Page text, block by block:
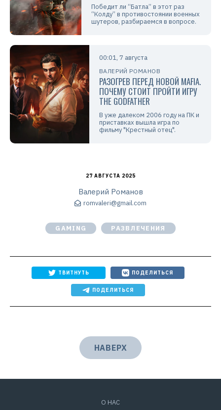
Победит ли “Батла” в этот раз
“Колду” в противостоянии военных
шутеров, разбираемся в вопросе.
00:01, 7 августа
ВАЛЕРИЙ РОМАНОВ
РАЗОГРЕВ ПЕРЕД НОВОЙ MAFIA.
ПОЧЕМУ СТОИТ ПРОЙТИ ИГРУ
THE GODFATHER
В уже далеком 2006 году на ПК и
приставках вышла игра по
фильму "Крестный отец".
27 АВГУСТА 2025
Валерий Романов
romvaleri@gmail.com
GAMING РАЗВЛЕЧЕНИЯ
ТВИТНУТЬ ПОДЕЛИТЬСЯ
ПОДЕЛИТЬСЯ
НАВЕРХ
О НАС